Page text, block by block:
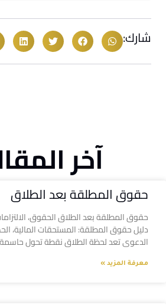
شارك:
آخر
حقوق المطلقة بعد الطلاق
حقوق المطلقة بعد الطلاق الحقوق،
دليل حقوق المطلقة: المستحقات المالية،
الدعوى تعد لحظة الطلاق نقطة تحول حاسمة
معرفة المزيد »